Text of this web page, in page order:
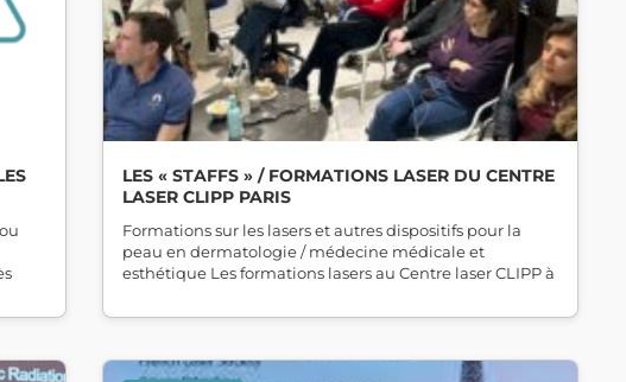
LES « STAFFS » / FORMATIONS LASER DU CENTRE
LASER CLIPP PARIS
Formations sur les lasers et autres dispositifs pour la
peau en dermatologie / médecine médicale et
esthétique Les formations lasers au Centre laser CLIPP à